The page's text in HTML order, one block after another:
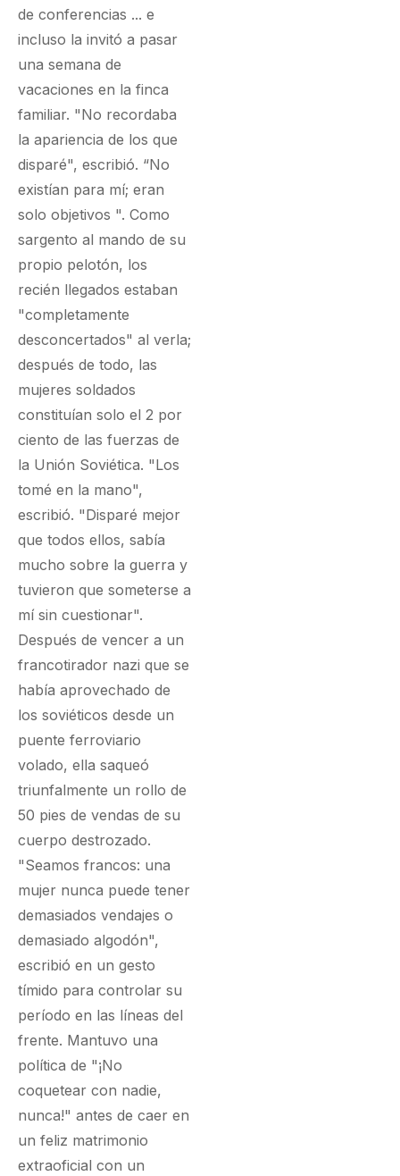
de conferencias ... e
incluso la invitó a pasar
una semana de
vacaciones en la finca
familiar. "No recordaba
la apariencia de los que
disparé", escribió. “No
existían para mí; eran
solo objetivos ". Como
sargento al mando de su
propio pelotón, los
recién llegados estaban
"completamente
desconcertados" al verla;
después de todo, las
mujeres soldados
constituían solo el 2 por
ciento de las fuerzas de
la Unión Soviética. "Los
tomé en la mano",
escribió. "Disparé mejor
que todos ellos, sabía
mucho sobre la guerra y
tuvieron que someterse a
mí sin cuestionar".
Después de vencer a un
francotirador nazi que se
había aprovechado de
los soviéticos desde un
puente ferroviario
volado, ella saqueó
triunfalmente un rollo de
50 pies de vendas de su
cuerpo destrozado.
"Seamos francos: una
mujer nunca puede tener
demasiados vendajes o
demasiado algodón",
escribió en un gesto
tímido para controlar su
período en las líneas del
frente. Mantuvo una
política de "¡No
coquetear con nadie,
nunca!" antes de caer en
un feliz matrimonio
extraoficial con un